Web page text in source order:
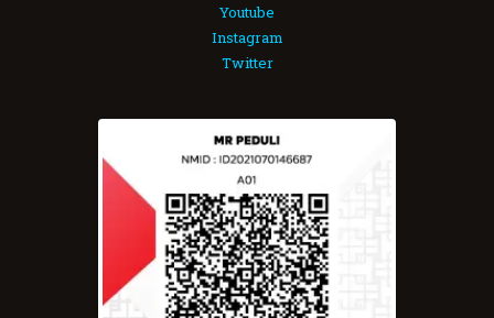
Youtube
Instagram
Twitter